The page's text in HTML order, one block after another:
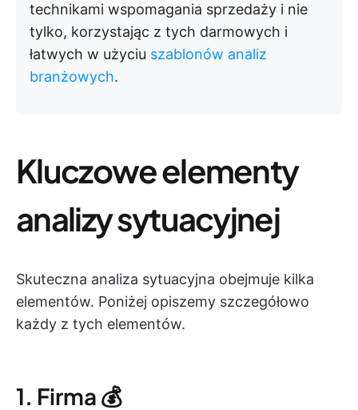
technikami wspomagania sprzedaży i nie
tylko, korzystając z tych darmowych i
łatwych w użyciu szablonów analiz
branżowych.
Kluczowe elementy
analizy sytuacyjnej
Skuteczna analiza sytuacyjna obejmuje kilka
elementów. Poniżej opiszemy szczegółowo
każdy z tych elementów.
1. Firma 💰